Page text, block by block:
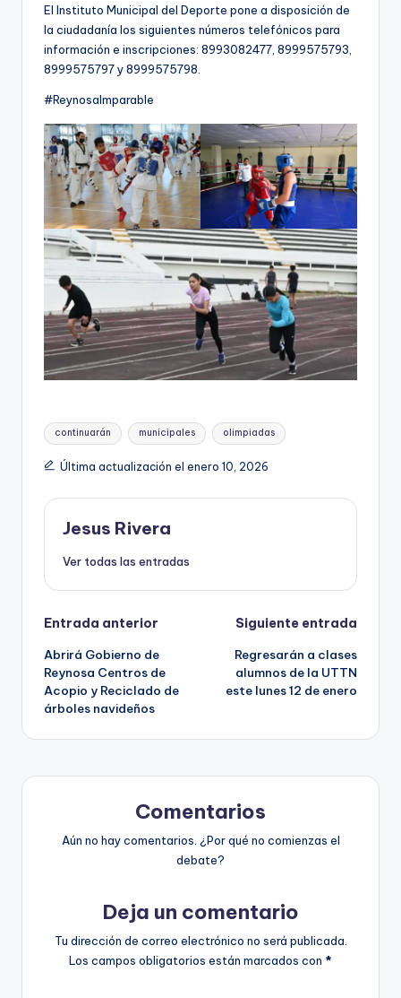
El Instituto Municipal del Deporte pone a disposición de
la ciudadanía los siguientes números telefónicos para
información e inscripciones: 8993082477, 8999575793,
8999575797 y 8999575798.
#ReynosaImparable
Etiquetas:
continuarán municipales olimpiadas
Última actualización el enero 10, 2026
Jesus Rivera
Ver todas las entradas
Navegación
de
entradas
Entrada anterior
Abrirá Gobierno de
Reynosa Centros de
Acopio y Reciclado de
árboles navideños
Siguiente entrada
Regresarán a clases
alumnos de la UTTN
este lunes 12 de enero
Comentarios
Aún no hay comentarios. ¿Por qué no comienzas el
debate?
Deja un comentario
Tu dirección de correo electrónico no será publicada.
Los campos obligatorios están marcados con *